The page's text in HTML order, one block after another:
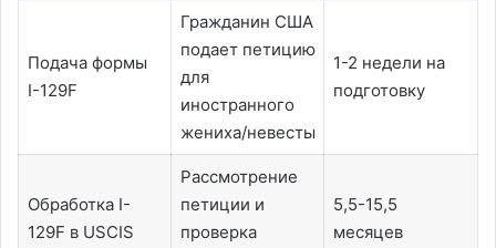
Подача формы
I-129F
Гражданин США
подает петицию
для
иностранного
жениха/невесты
1-2 недели на
подготовку
Обработка I-
129F в USCIS
Рассмотрение
петиции и
проверка
5,5-15,5
месяцев